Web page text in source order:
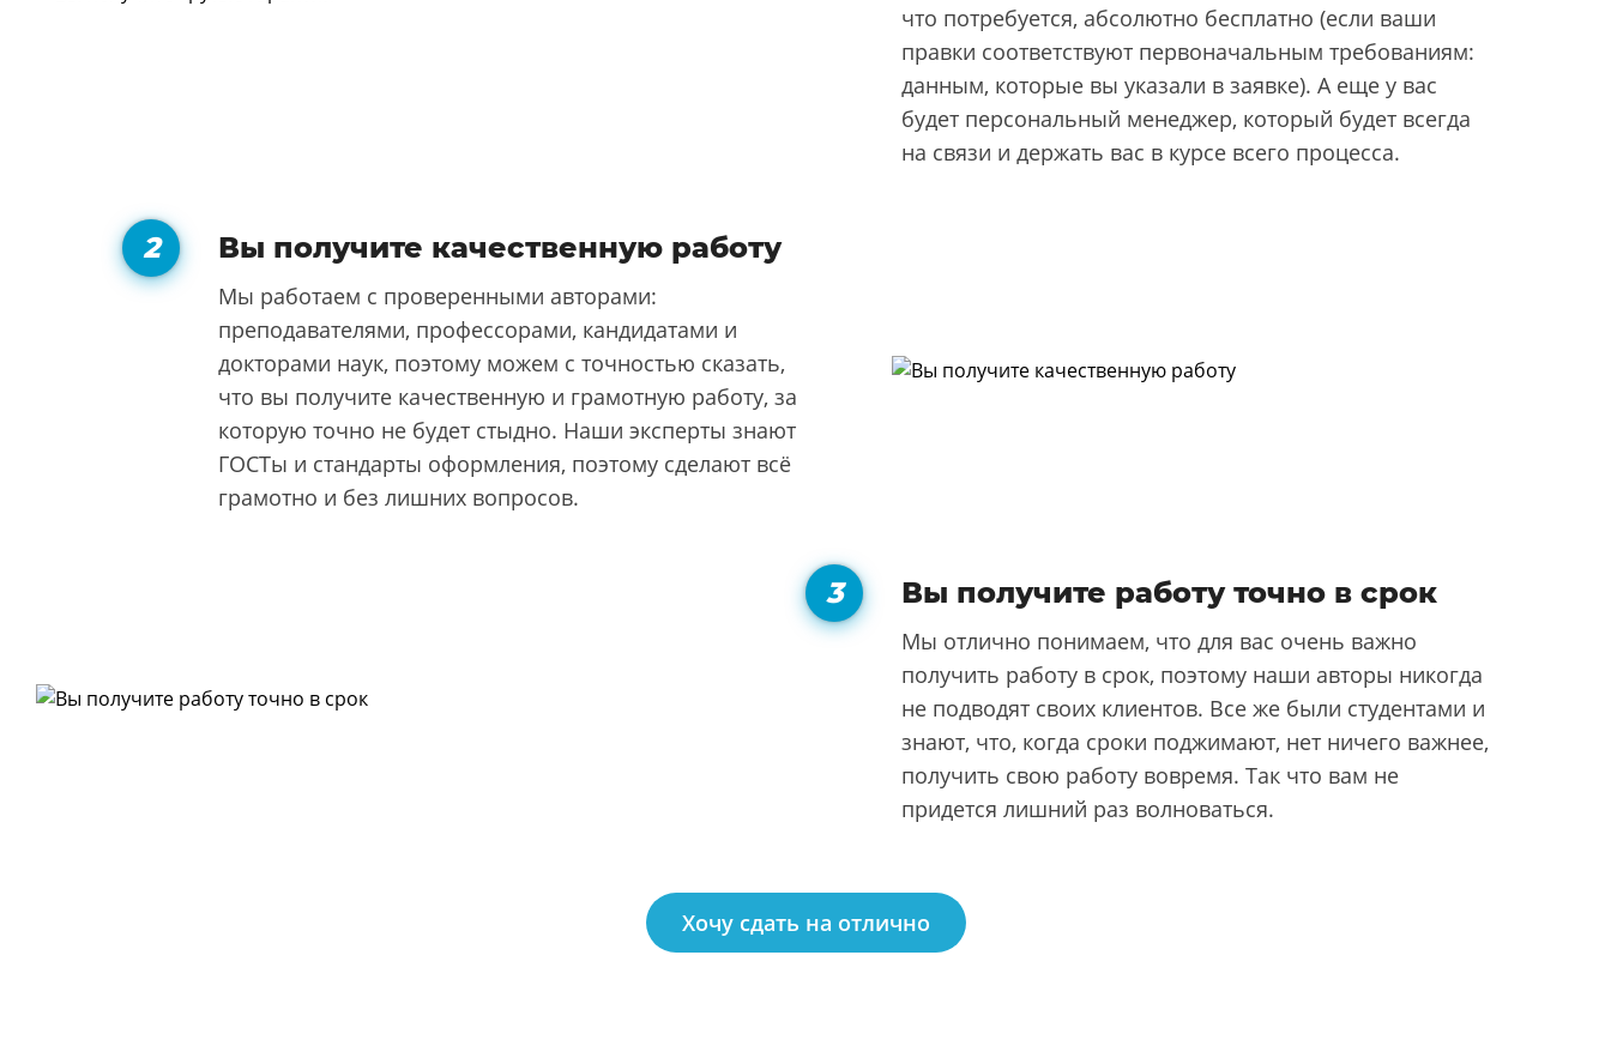
что потребуется, абсолютно бесплатно (если ваши
правки соответствуют первоначальным требованиям:
данным, которые вы указали в заявке). А еще у вас
будет персональный менеджер, который будет всегда
на связи и держать вас в курсе всего процесса.
Вы получите качественную работу
Мы работаем с проверенными авторами:
преподавателями, профессорами, кандидатами и
докторами наук, поэтому можем с точностью сказать,
что вы получите качественную и грамотную работу, за
которую точно не будет стыдно. Наши эксперты знают
ГОСТы и стандарты оформления, поэтому сделают всё
грамотно и без лишних вопросов.
Вы получите работу точно в срок
Мы отлично понимаем, что для вас очень важно
получить работу в срок, поэтому наши авторы никогда
не подводят своих клиентов. Все же были студентами и
знают, что, когда сроки поджимают, нет ничего важнее,
получить свою работу вовремя. Так что вам не
придется лишний раз волноваться.
Хочу сдать на отлично